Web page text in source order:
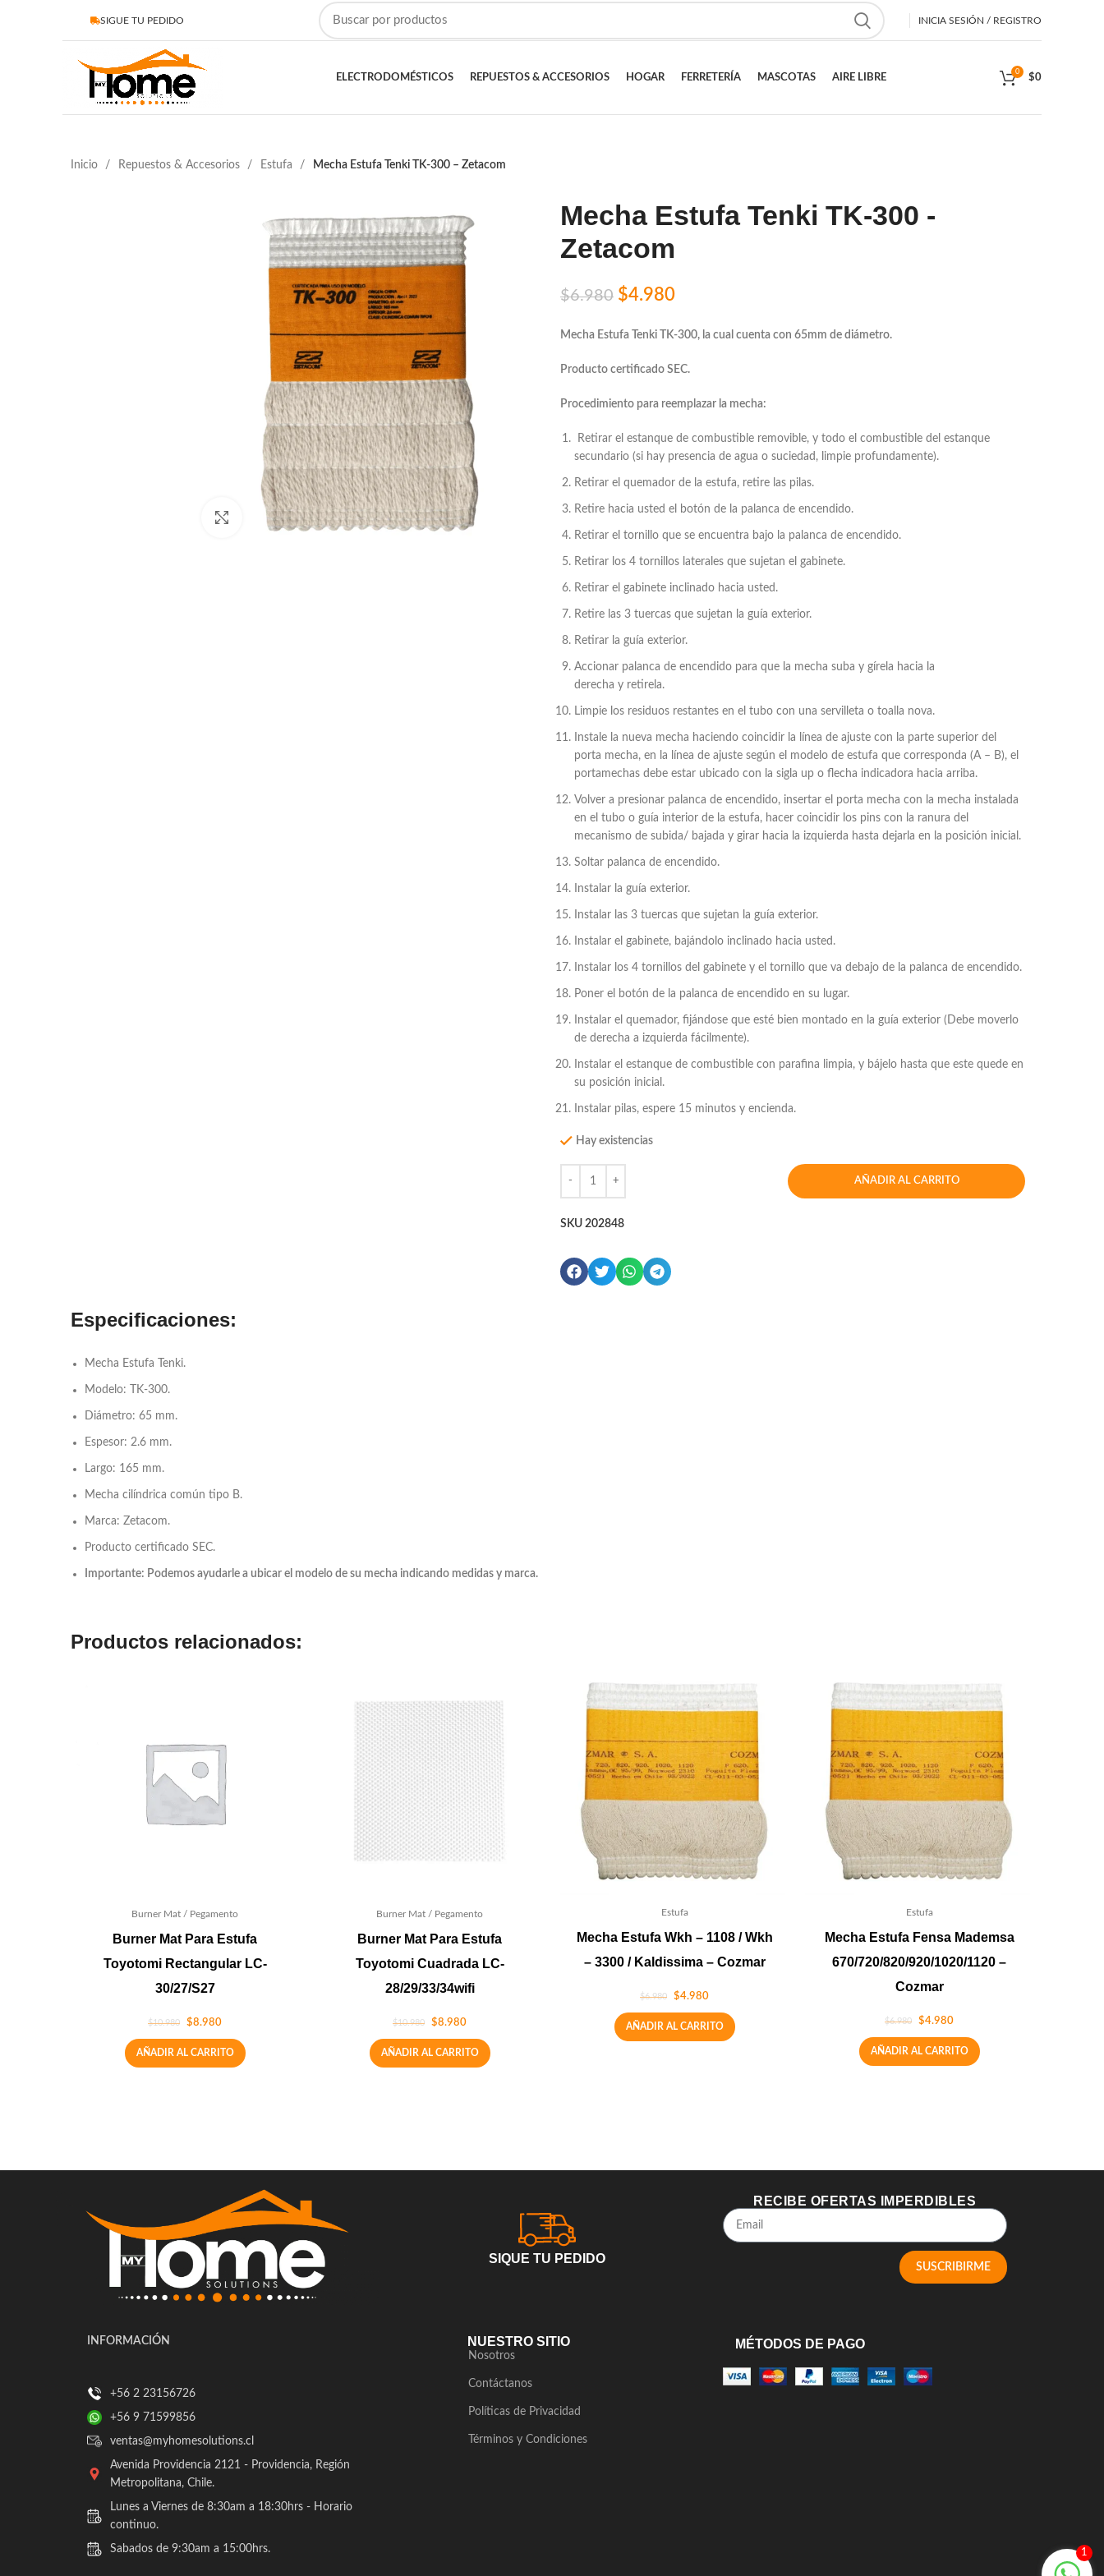
SIGUE TU PEDIDO INICIA SESIÓN / REGISTRO
ELECTRODOMÉSTICOS REPUESTOS & ACCESORIOS HOGAR FERRETERÍA MASCOTAS AIRE LIBRE
0
$0
Inicio Repuestos & Accesorios Estufa Mecha Estufa Tenki TK-300 – Zetacom
Click to enlarge
Mecha Estufa Tenki TK-300 -
Zetacom
$6.980 $4.980
Mecha Estufa Tenki TK-300, la cual cuenta con 65mm de diámetro.
Producto certificado SEC.
Procedimiento para reemplazar la mecha:
Retirar el estanque de combustible removible, y todo el combustible del estanque
secundario (si hay presencia de agua o suciedad, limpie profundamente).
Retirar el quemador de la estufa, retire las pilas.
Retire hacia usted el botón de la palanca de encendido.
Retirar el tornillo que se encuentra bajo la palanca de encendido.
Retirar los 4 tornillos laterales que sujetan el gabinete.
Retirar el gabinete inclinado hacia usted.
Retire las 3 tuercas que sujetan la guía exterior.
Retirar la guía exterior.
Accionar palanca de encendido para que la mecha suba y gírela hacia la
derecha y retirela.
Limpie los residuos restantes en el tubo con una servilleta o toalla nova.
Instale la nueva mecha haciendo coincidir la línea de ajuste con la parte superior del
porta mecha, en la línea de ajuste según el modelo de estufa que corresponda (A – B), el
portamechas debe estar ubicado con la sigla up o flecha indicadora hacia arriba.
Volver a presionar palanca de encendido, insertar el porta mecha con la mecha instalada
en el tubo o guía interior de la estufa, hacer coincidir los pins con la ranura del
mecanismo de subida/ bajada y girar hacia la izquierda hasta dejarla en la posición inicial.
Soltar palanca de encendido.
Instalar la guía exterior.
Instalar las 3 tuercas que sujetan la guía exterior.
Instalar el gabinete, bajándolo inclinado hacia usted.
Instalar los 4 tornillos del gabinete y el tornillo que va debajo de la palanca de encendido.
Poner el botón de la palanca de encendido en su lugar.
Instalar el quemador, fijándose que esté bien montado en la guía exterior (Debe moverlo
de derecha a izquierda fácilmente).
Instalar el estanque de combustible con parafina limpia, y bájelo hasta que este quede en
su posición inicial.
Instalar pilas, espere 15 minutos y encienda.
Hay existencias
AÑADIR AL CARRITO
SKU 202848
Especificaciones:
Mecha Estufa Tenki.
Modelo: TK-300.
Diámetro: 65 mm.
Espesor: 2.6 mm.
Largo: 165 mm.
Mecha cilíndrica común tipo B.
Marca: Zetacom.
Producto certificado SEC.
Importante: Podemos ayudarle a ubicar el modelo de su mecha indicando medidas y marca.
Productos relacionados:
Burner Mat / Pegamento
Burner Mat Para Estufa
Toyotomi Rectangular LC-
30/27/S27
$10.980 $8.980
AÑADIR AL CARRITO
Burner Mat / Pegamento
Burner Mat Para Estufa
Toyotomi Cuadrada LC-
28/29/33/34wifi
$10.980 $8.980
AÑADIR AL CARRITO
Estufa
Mecha Estufa Wkh – 1108 / Wkh
– 3300 / Kaldissima – Cozmar
$6.980 $4.980
AÑADIR AL CARRITO
Estufa
Mecha Estufa Fensa Mademsa
670/720/820/920/1020/1120 –
Cozmar
$6.980 $4.980
AÑADIR AL CARRITO
SIQUE TU PEDIDO
RECIBE OFERTAS IMPERDIBLES
SUSCRIBIRME
INFORMACIÓN
+56 2 23156726
+56 9 71599856
ventas@myhomesolutions.cl
Avenida Providencia 2121 - Providencia, Región
Metropolitana, Chile.
Lunes a Viernes de 8:30am a 18:30hrs - Horario
continuo.
Sabados de 9:30am a 15:00hrs.
NUESTRO SITIO
Nosotros
Contáctanos
Políticas de Privacidad
Términos y Condiciones
MÉTODOS DE PAGO
1